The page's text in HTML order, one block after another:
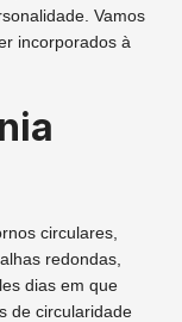
Vamos
incorporados à
circulares,
redondas,
dias em que
de circularidade